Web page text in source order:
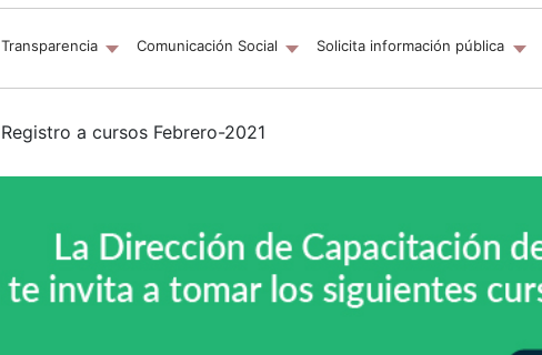
Transparencia Comunicación Social Solicita información pública
Registro a cursos Febrero-2021